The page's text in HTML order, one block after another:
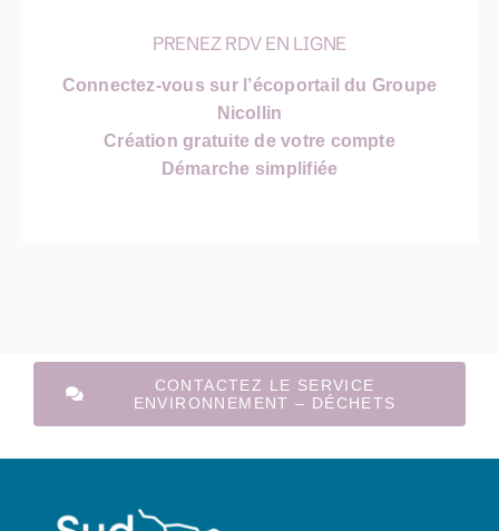
PRENEZ RDV EN LIGNE
Connectez-vous sur l’écoportail du Groupe
Nicollin
Création gratuite de votre compte
Démarche simplifiée
CONTACTEZ LE SERVICE
ENVIRONNEMENT – DÉCHETS